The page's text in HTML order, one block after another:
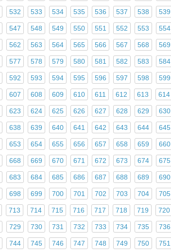
532 533 534 535 536 537 538 539
547 548 549 550 551 552 553 554
562 563 564 565 566 567 568 569
577 578 579 580 581 582 583 584
592 593 594 595 596 597 598 599
607 608 609 610 611 612 613 614
623 624 625 626 627 628 629 630
638 639 640 641 642 643 644 645
653 654 655 656 657 658 659 660
668 669 670 671 672 673 674 675
683 684 685 686 687 688 689 690
698 699 700 701 702 703 704 705
713 714 715 716 717 718 719 720
729 730 731 732 733 734 735 736
744 745 746 747 748 749 750 751